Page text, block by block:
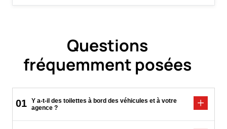
Questions
fréquemment posées
01
Y a-t-il des toilettes à bord des véhicules et à votre
agence ?